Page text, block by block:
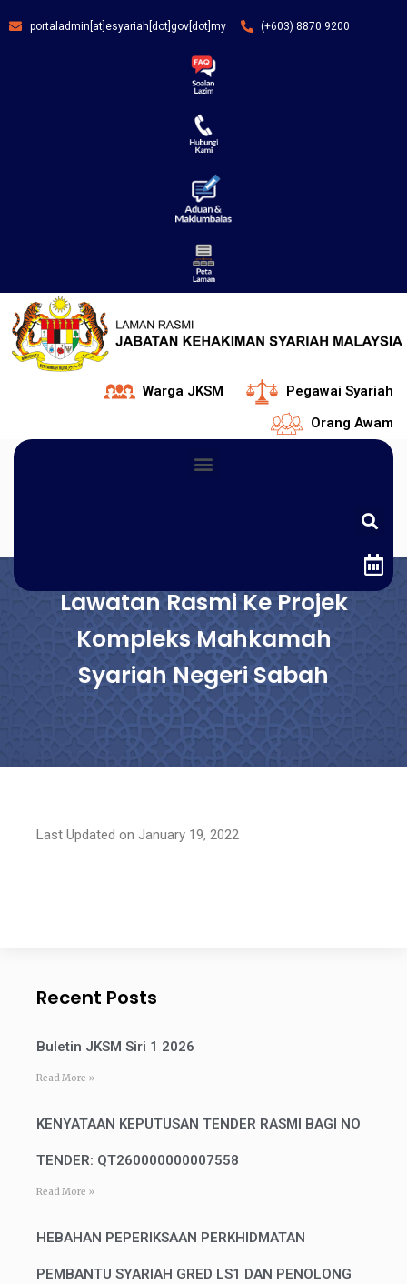
portaladmin[at]esyariah[dot]gov[dot]my (+603) 8870 9200
Warga JKSM
Pegawai Syariah
Orang Awam
Lawatan Rasmi Ke Projek
Kompleks Mahkamah
Syariah Negeri Sabah
Last Updated on January 19, 2022
Recent Posts
Buletin JKSM Siri 1 2026
Read More »
KENYATAAN KEPUTUSAN TENDER RASMI BAGI NO
TENDER: QT260000000007558
Read More »
HEBAHAN PEPERIKSAAN PERKHIDMATAN
PEMBANTU SYARIAH GRED LS1 DAN PENOLONG